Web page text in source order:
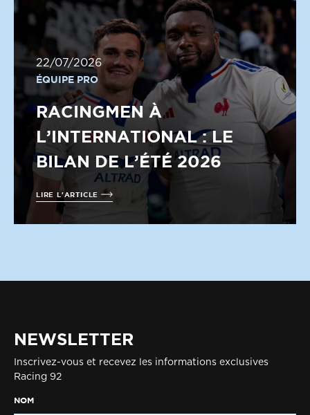
22/07/2026
ÉQUIPE PRO
RACINGMEN À
L’INTERNATIONAL : LE
BILAN DE L’ÉTÉ 2026
LIRE L'ARTICLE
NEWSLETTER
Inscrivez-vous et recevez les informations exclusives
Racing 92
NOM